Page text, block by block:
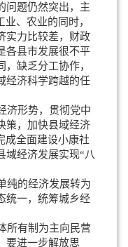
问题仍然突出，主
、农业的同时，
实力比较差，财政
各县市发展很不平
缺乏分工协作，
经济科学跨越的任
济形势，贯彻党中
策，加快县域经济
成全面建设小康社
域经济发展实现“八
纯的经济发展转为
统一，统筹城乡经
所有制为主向民营
要进一步解放思